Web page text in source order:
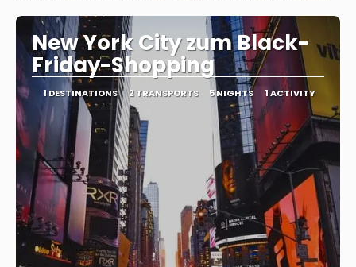
New York City zum Black-
Friday-Shopping
1 DESTINATIONS 2 TRANSPORTS 5 NIGHTS 1 ACTIVITY